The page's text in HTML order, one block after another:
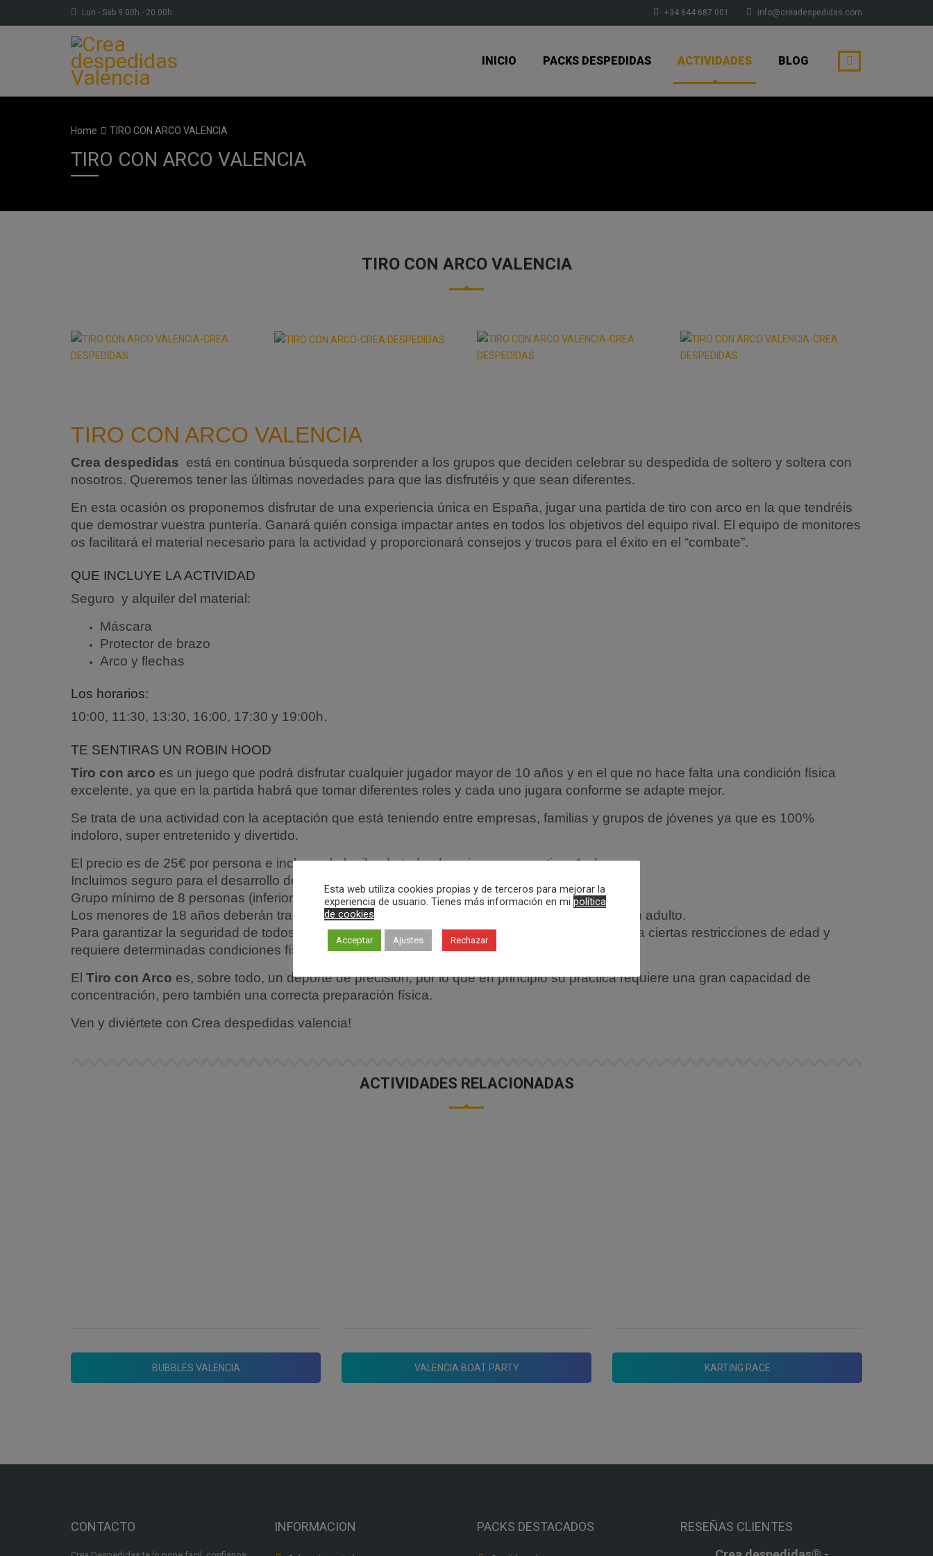
Lun - Sab 9.00h - 20.00h +34 644 687 001 info@creadespedidas.com
INICIO PACKS DESPEDIDAS ACTIVIDADES BLOG
Home TIRO CON ARCO VALENCIA
TIRO CON ARCO VALENCIA
TIRO CON ARCO VALENCIA
TIRO CON ARCO VALENCIA
Crea despedidas está en continua búsqueda sorprender a los grupos que deciden celebrar su despedida de soltero y soltera con
nosotros. Queremos tener las últimas novedades para que las disfrutéis y que sean diferentes.
En esta ocasión os proponemos disfrutar de una experiencia única en España, jugar una partida de tiro con arco en la que tendréis
que demostrar vuestra puntería. Ganará quién consiga impactar antes en todos los objetivos del equipo rival. El equipo de monitores
os facilitará el material necesario para la actividad y proporcionará consejos y trucos para el éxito en el “combate”.
QUE INCLUYE LA ACTIVIDAD
Seguro y alquiler del material:
Máscara
Protector de brazo
Arco y flechas
Los horarios:
10:00, 11:30, 13:30, 16:00, 17:30 y 19:00h.
TE SENTIRAS UN ROBIN HOOD
Tiro con arco es un juego que podrá disfrutar cualquier jugador mayor de 10 años y en el que no hace falta una condición física
excelente, ya que en la partida habrá que tomar diferentes roles y cada uno jugara conforme se adapte mejor.
Se trata de una actividad con la aceptación que está teniendo entre empresas, familias y grupos de jóvenes ya que es 100%
indoloro, super entretenido y divertido.
El precio es de 25€ por persona e incluye el alquiler de todo el equipo para practicar Archery.
Incluimos seguro para el desarrollo de la actividad.
Grupo mínimo de 8 personas (inferior consultar).
Los menores de 18 años deberán traer cumplimentada y firmada la autorización por parte de un adulto.
Para garantizar la seguridad de todos los participantes, la práctica de la actividad estará sujeta a ciertas restricciones de edad y
requiere determinadas condiciones físicas y psíquicas.
El Tiro con Arco es, sobre todo, un deporte de precisión, por lo que en principio su práctica requiere una gran capacidad de
concentración, pero también una correcta preparación física.
Ven y diviértete con Crea despedidas valencia!
ACTIVIDADES RELACIONADAS
BUBBLES VALENCIA VALENCIA BOAT PARTY KARTING RACE
CONTACTO INFORMACION PACKS DESTACADOS
RESEÑAS CLIENTES
Esta web utiliza cookies propias y de terceros para mejorar la
experiencia de usuario. Tienes más información en mi política
de cookies
Acceptar Ajustes Rechazar